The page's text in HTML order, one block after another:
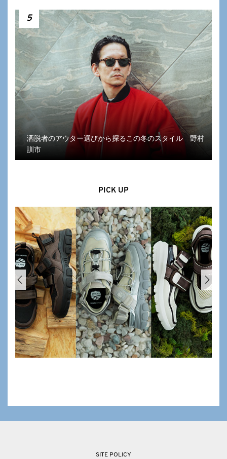
5
洒脱者のアウター選びから探るこの冬のスタイル 野村
訓市
PICK UP
SITE POLICY